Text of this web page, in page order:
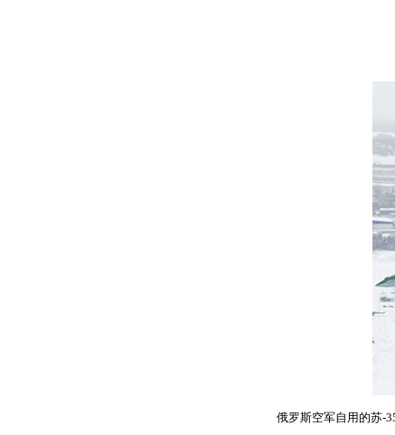
俄罗斯空军自用的苏-